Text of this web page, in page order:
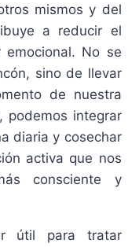
mismos y del
a reducir el
No se
sino de llevar
de nuestra
podemos integrar
diaria y cosechar
activa que nos
consciente y
útil para tratar